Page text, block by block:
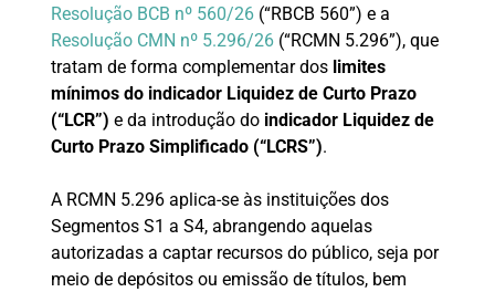
Resolução BCB nº 560/26(“RBCB 560”) e a
Resolução CMN nº 5.296/26(“RCMN 5.296”), que
tratam de forma complementar dos limites
mínimos do indicador Liquidez de Curto Prazo
(“LCR”) e da introdução do indicador Liquidez de
Curto Prazo Simplificado (“LCRS”).
A RCMN 5.296 aplica-se às instituições dos
Segmentos S1 a S4, abrangendo aquelas
autorizadas a captar recursos do público, seja por
meio de depósitos ou emissão de títulos, bem